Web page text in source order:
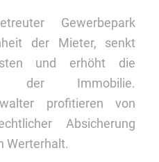
Gewerbepark
der Mieter, senkt
und erhöht die
der Immobilie.
profitieren von
Absicherung
Werterhalt.